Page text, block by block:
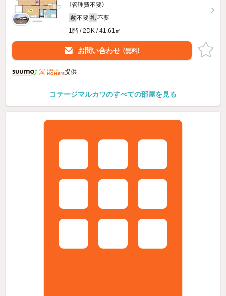
（管理費不要）
敷 不要 礼 不要
1階 / 2DK / 41.61㎡
お問い合わせ （無料）
提供
コテージマルカワのすべての部屋を見る